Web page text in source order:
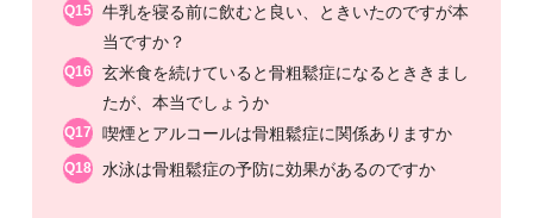
Q15
牛乳を寝る前に飲むと良い、ときいたのですが本
当ですか？
Q16
玄米食を続けていると骨粗鬆症になるとききまし
たが、本当でしょうか
Q17 喫煙とアルコールは骨粗鬆症に関係ありますか
Q18 水泳は骨粗鬆症の予防に効果があるのですか